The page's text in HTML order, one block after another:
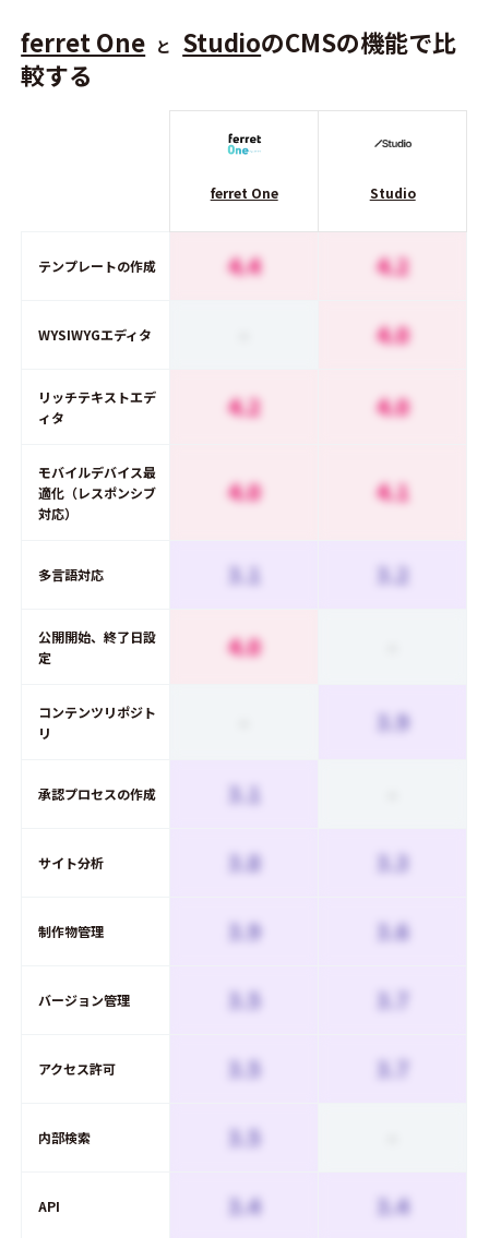
ferret One と StudioのCMSの機能で比
較する
ferret One Studio
テンプレートの作成 4.4 4.2
WYSIWYGエディタ 4.0
リッチテキストエデ
ィタ
4.2 4.0
モバイルデバイス最
適化（レスポンシブ
対応）
4.0 4.1
多言語対応 3.1 3.2
公開開始、終了日設
定
4.0
コンテンツリポジト
リ
3.9
承認プロセスの作成 3.1
サイト分析 3.8 3.3
制作物管理 3.9 3.6
バージョン管理 3.5 3.7
アクセス許可 3.5 3.7
内部検索 3.5
API 3.4 3.4